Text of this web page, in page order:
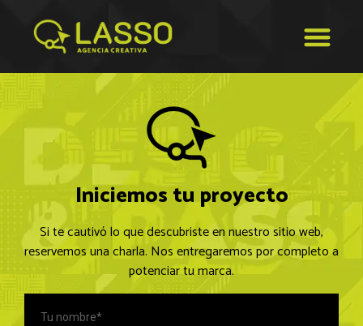
Iniciemos tu proyecto
Si te cautivó lo que descubriste en nuestro sitio web,
reservemos una charla. Nos entregaremos por completo a
potenciar tu marca.